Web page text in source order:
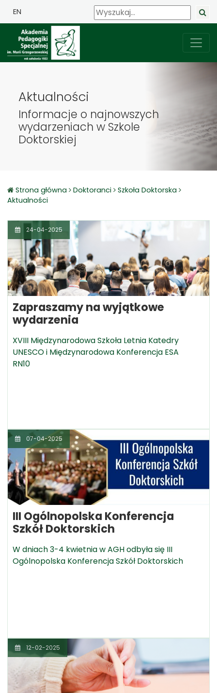
EN
Aktualności
Informacje o najnowszych
wydarzeniach w Szkole
Doktorskiej
Strona główna Doktoranci
Szkoła Doktorska
Aktualności
24-04-2025
Zapraszamy na wyjątkowe
wydarzenia
XVIII Międzynarodowa Szkoła Letnia Katedry
UNESCO i Międzynarodowa Konferencja ESA
RN10
07-04-2025
III Ogólnopolska Konferencja
Szkół Doktorskich
W dniach 3-4 kwietnia w AGH odbyła się III
Ogólnopolska Konferencja Szkół Doktorskich
12-02-2025